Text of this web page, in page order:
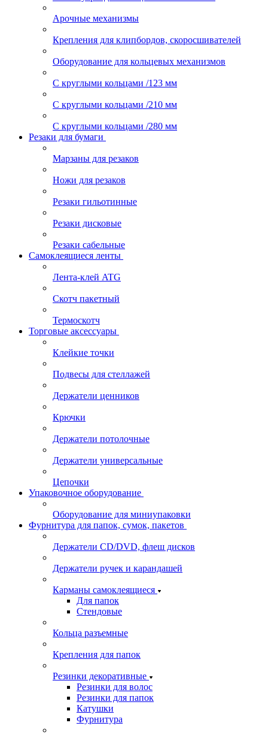
Арочные механизмы
Крепления для клипбордов, скоросшивателей
Оборудование для кольцевых механизмов
С круглыми кольцами /123 мм
С круглыми кольцами /210 мм
С круглыми кольцами /280 мм
Резаки для бумаги
Марзаны для резаков
Ножи для резаков
Резаки гильотинные
Резаки дисковые
Резаки сабельные
Самоклеящиеся ленты
Лента-клей ATG
Скотч пакетный
Термоскотч
Торговые аксессуары
Клейкие точки
Подвесы для стеллажей
Держатели ценников
Крючки
Держатели потолочные
Держатели универсальные
Цепочки
Упаковочное оборудование
Оборудование для миниупаковки
Фурнитура для папок, сумок, пакетов
Держатели CD/DVD, флеш дисков
Держатели ручек и карандашей
Карманы самоклеящиеся
Для папок
Стендовые
Кольца разъемные
Крепления для папок
Резинки декоративные
Резинки для волос
Резинки для папок
Катушки
Фурнитура